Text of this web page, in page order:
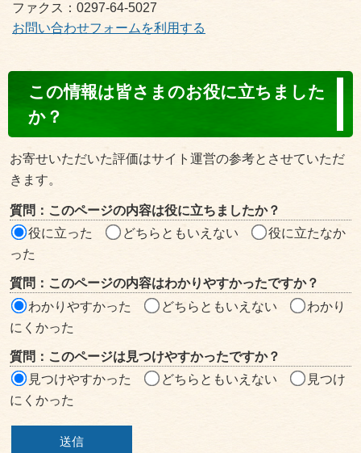
ファクス：0297-64-5027
お問い合わせフォームを利用する
ン
ン
ツ
評
価
ア
この情報は皆さまのお役に立ちました
か？
お寄せいただいた評価はサイト運営の参考とさせていただ
きます。
質問：このページの内容は役に立ちましたか？
役に立った
どちらともいえない
役に立たなか
った
質問：このページの内容はわかりやすかったですか？
わかりやすかった
どちらともいえない
わかり
にくかった
質問：このページは見つけやすかったですか？
見つけやすかった
どちらともいえない
見つけ
にくかった